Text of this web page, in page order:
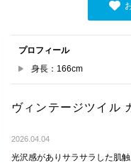
Next
プロフィール
身長：166cm
ヴィンテージツイル
2026.04.04
光沢感がありサラサラした肌触